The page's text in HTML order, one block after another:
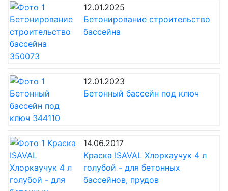
12.01.2025
Бетонирование строительство
бассейна
12.01.2023
Бетонный бассейн под ключ
14.06.2017
Краска ISAVAL Хлоркаучук 4 л
голубой - для бетонных
бассейнов, прудов